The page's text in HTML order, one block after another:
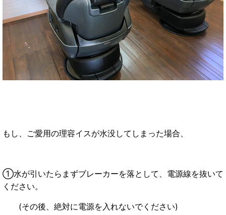
もし、ご愛用の理容イスが水没してしまった場合、
①水が引いたらまずブレーカーを落として、電源線を抜いて
ください。
(その後、絶対に電源を入れないでください)